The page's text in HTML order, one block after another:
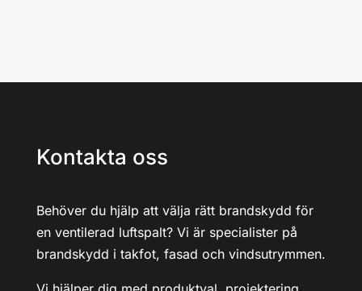
Kontakta oss
Behöver du hjälp att välja rätt brandskydd för
en ventilerad luftspalt? Vi är specialister på
brandskydd i takfot, fasad och vindsutrymmen.